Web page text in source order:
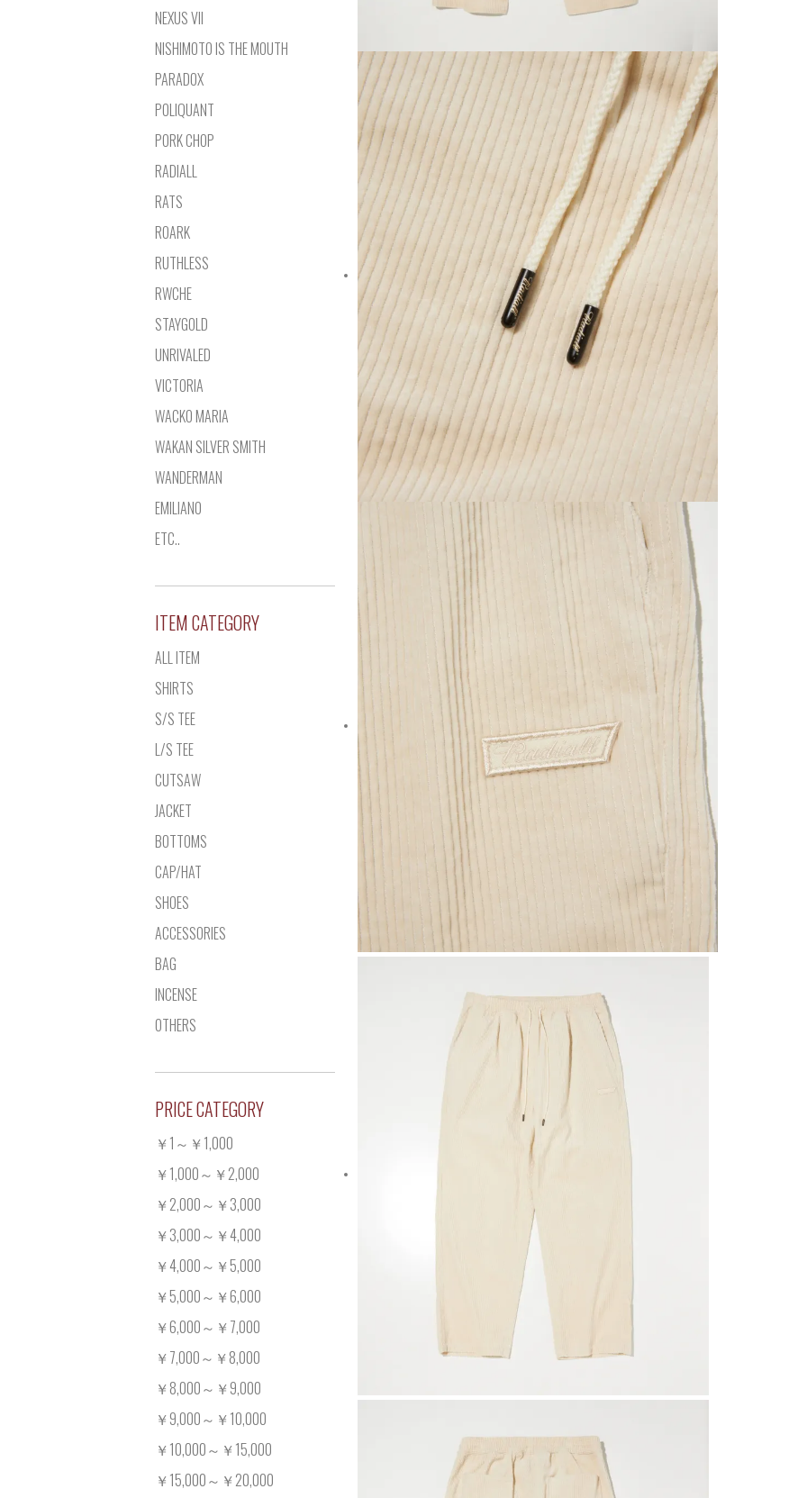
NEXUS VII
NISHIMOTO IS THE MOUTH
PARADOX
POLIQUANT
PORK CHOP
RADIALL
RATS
ROARK
RUTHLESS
RWCHE
STAYGOLD
UNRIVALED
VICTORIA
WACKO MARIA
WAKAN SILVER SMITH
WANDERMAN
EMILIANO
ETC..
ITEM CATEGORY
ALL ITEM
SHIRTS
S/S TEE
L/S TEE
CUTSAW
JACKET
BOTTOMS
CAP/HAT
SHOES
ACCESSORIES
BAG
INCENSE
OTHERS
PRICE CATEGORY
￥1～￥1,000
￥1,000～￥2,000
￥2,000～￥3,000
￥3,000～￥4,000
￥4,000～￥5,000
￥5,000～￥6,000
￥6,000～￥7,000
￥7,000～￥8,000
￥8,000～￥9,000
￥9,000～￥10,000
￥10,000～￥15,000
￥15,000～￥20,000